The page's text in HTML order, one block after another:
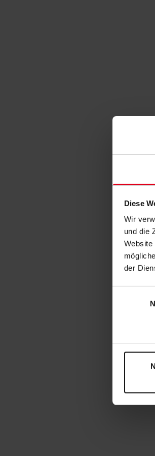
Diese
Wir
und die
Website
der